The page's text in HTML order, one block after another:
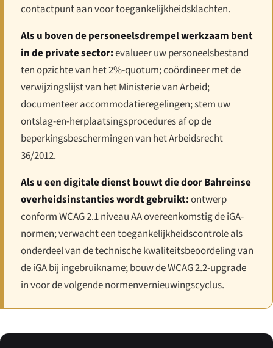
contactpunt aan voor toegankelijkheidsklachten.
Als u boven de personeelsdrempel werkzaam bent
in de private sector:evalueer uw personeelsbestand
ten opzichte van het 2%-quotum; coördineer met de
verwijzingslijst van het Ministerie van Arbeid;
documenteer accommodatieregelingen; stem uw
ontslag-en-herplaatsingsprocedures af op de
beperkingsbeschermingen van het Arbeidsrecht
36/2012.
Als u een digitale dienst bouwt die door Bahreinse
overheidsinstanties wordt gebruikt:ontwerp
conform WCAG 2.1 niveau AA overeenkomstig de iGA-
normen; verwacht een toegankelijkheidscontrole als
onderdeel van de technische kwaliteitsbeoordeling van
de iGA bij ingebruikname; bouw de WCAG 2.2-upgrade
in voor de volgende normenvernieuwingscyclus.